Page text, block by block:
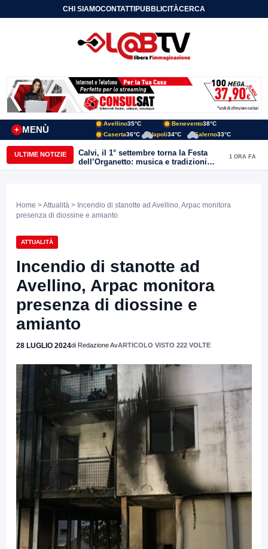
CHI SIAMOCONTATTIPUBBLICITÀCERCA
MENÙ
+
Avellino35°C Benevento38°C
Caserta36°C Napoli34°C Salerno33°C
ULTIME NOTIZIE
Calvi, il 1° settembre torna la Festa
dell’Organetto: musica e tradizioni
popolari dell’entroterra
1 ORA FA
Home >Attualità > Incendio di stanotte ad Avellino, Arpac monitora
presenza di diossine e amianto
ATTUALITÀ
Incendio di stanotte ad
Avellino, Arpac monitora
presenza di diossine e
amianto
28 LUGLIO 2024di Redazione AvARTICOLO VISTO 222 VOLTE